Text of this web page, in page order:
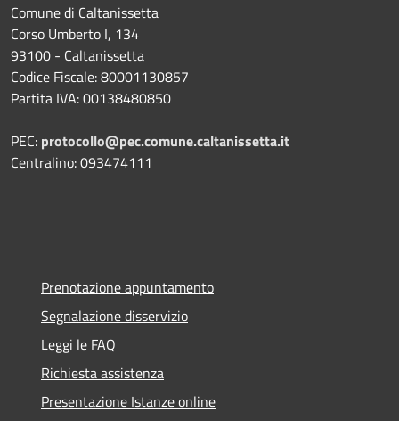
Comune di Caltanissetta
Corso Umberto I, 134
93100 - Caltanissetta
Codice Fiscale: 80001130857
Partita IVA: 00138480850
PEC: protocollo@pec.comune.caltanissetta.it
Centralino: 093474111
Prenotazione appuntamento
Segnalazione disservizio
Leggi le FAQ
Richiesta assistenza
Presentazione Istanze online